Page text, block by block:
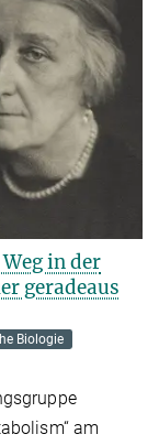
in der
geradeaus
Biologie
am